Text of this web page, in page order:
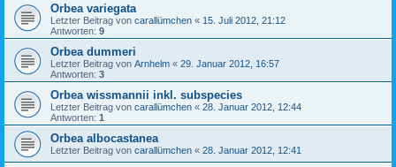
Orbea variegata
Letzter Beitrag von carallümchen « 15. Juli 2012, 21:12
Antworten: 9
Orbea dummeri
Letzter Beitrag von Arnhelm « 29. Januar 2012, 16:57
Antworten: 3
Orbea wissmannii inkl. subspecies
Letzter Beitrag von carallümchen « 28. Januar 2012, 12:44
Antworten: 1
Orbea albocastanea
Letzter Beitrag von carallümchen « 28. Januar 2012, 12:41